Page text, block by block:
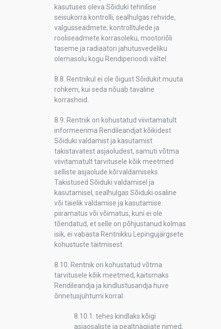
kasutuses oleva Sõiduki tehnilise
seisukorra kontrolli, sealhulgas rehvide,
valgusseadmete, kontrolltulede ja
rooliseadmete korrasoleku, mootoriõli
taseme ja radiaatori jahutusvedeliku
olemasolu kogu Rendiperioodi vältel.
8.8. Rentnikul ei ole õigust Sõidukit muuta
rohkem, kui seda nõuab tavaline
korrashoid.
8.9. Rentnik on kohustatud viivitamatult
informeerima Rendileandjat kõikidest
Sõiduki valdamist ja kasutamist
takistavatest asjaoludest, samuti võtma
viivitamatult tarvitusele kõik meetmed
selliste asjaolude kõrvaldamiseks.
Takistused Sõiduki valdamisel ja
kasutamisel, sealhulgas Sõiduki osaline
või täielik valdamise ja kasutamise
piiramatus või võimatus, kuni ei ole
tõendatud, et selle on põhjustanud kolmas
isik, ei vabasta Rentnikku Lepingujärgsete
kohustuste täitmisest.
8.10. Rentnik on kohustatud võtma
tarvitusele kõik meetmed, kaitsmaks
Rendileandja ja kindlustusandja huve
õnnetusjuhtumi korral:
8.10.1. tehes kindlaks kõigi
asjaosaliste ja pealtnägijate nimed;